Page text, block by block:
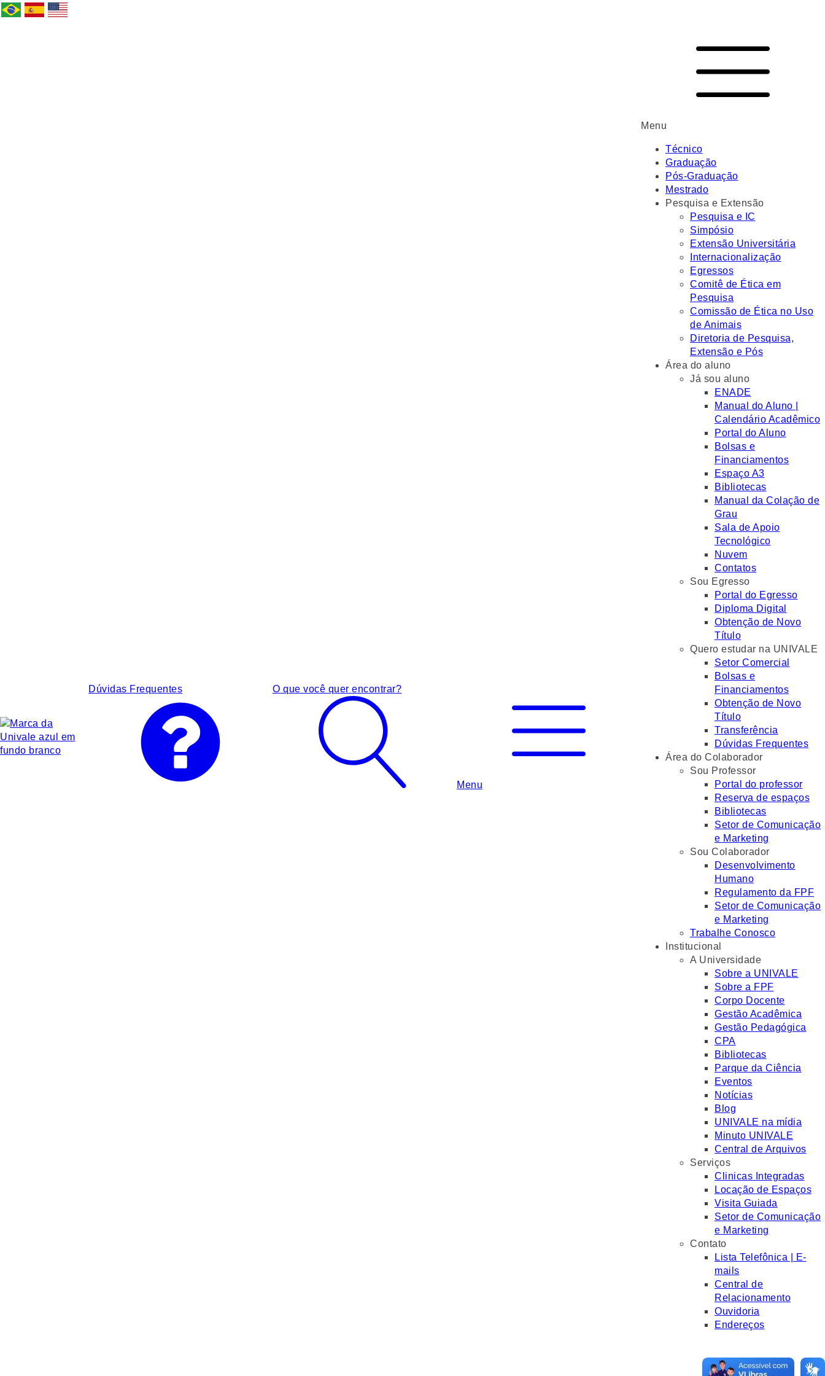
Dúvidas Frequentes O que você quer encontrar?
Menu
Menu
Técnico
Graduação
Pós-Graduação
Mestrado
Pesquisa e Extensão
Pesquisa e IC
Simpósio
Extensão Universitária
Internacionalização
Egressos
Comitê de Ética em
Pesquisa
Comissão de Ética no Uso
de Animais
Diretoria de Pesquisa,
Extensão e Pós
Área do aluno
Já sou aluno
ENADE
Manual do Aluno |
Calendário Acadêmico
Portal do Aluno
Bolsas e
Financiamentos
Espaço A3
Bibliotecas
Manual da Colação de
Grau
Sala de Apoio
Tecnológico
Nuvem
Contatos
Sou Egresso
Portal do Egresso
Diploma Digital
Obtenção de Novo
Título
Quero estudar na UNIVALE
Setor Comercial
Bolsas e
Financiamentos
Obtenção de Novo
Título
Transferência
Dúvidas Frequentes
Área do Colaborador
Sou Professor
Portal do professor
Reserva de espaços
Bibliotecas
Setor de Comunicação
e Marketing
Sou Colaborador
Desenvolvimento
Humano
Regulamento da FPF
Setor de Comunicação
e Marketing
Trabalhe Conosco
Institucional
A Universidade
Sobre a UNIVALE
Sobre a FPF
Corpo Docente
Gestão Acadêmica
Gestão Pedagógica
CPA
Bibliotecas
Parque da Ciência
Eventos
Notícias
Blog
UNIVALE na mídia
Minuto UNIVALE
Central de Arquivos
Serviços
Clinicas Integradas
Locação de Espaços
Visita Guiada
Setor de Comunicação
e Marketing
Contato
Lista Telefônica | E-
mails
Central de
Relacionamento
Ouvidoria
Endereços